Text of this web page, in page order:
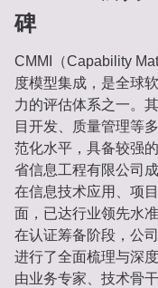
碑
CMMI（Capability
度模型集成，是全球
力的评估体系之一。
目开发、质量管理等
范化水平，具备较强
省信息工程有限公司
在信息技术应用、项
面，已达行业领先水
在认证筹备阶段，公
进行了全面梳理与深
由业务专家、技术骨